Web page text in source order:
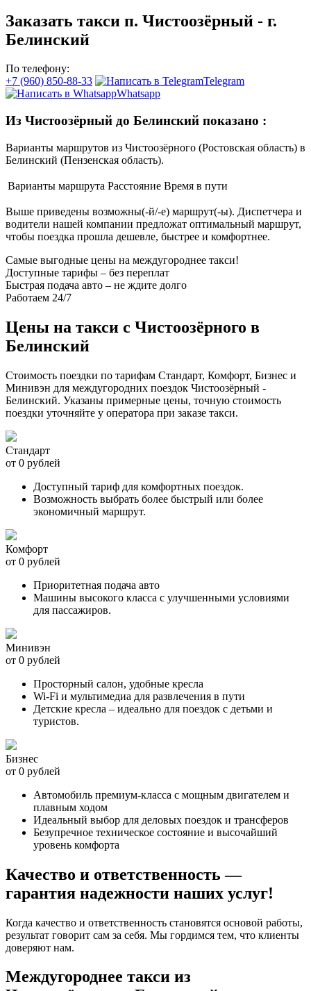
Заказать такси п. Чистоозёрный - г.
Белинский
По телефону:
+7 (960) 850-88-33
Telegram
Whatsapp
Из Чистоозёрный до Белинский показано :
Варианты маршрутов из Чистоозёрного (Ростовская область) в
Белинский (Пензенская область).
Варианты маршрута Расстояние Время в пути
Выше приведены возможны(-й/-е) маршрут(-ы). Диспетчера и
водители нашей компании предложат оптимальный маршрут,
чтобы поездка прошла дешевле, быстрее и комфортнее.
Самые выгодные цены на междугороднее такси!
Доступные тарифы – без переплат
Быстрая подача авто – не ждите долго
Работаем 24/7
Цены на такси с Чистоозёрного в
Белинский
Стоимость поездки по тарифам Стандарт, Комфорт, Бизнес и
Минивэн для междугородних поездок Чистоозёрный -
Белинский. Указаны примерные цены, точную стоимость
поездки уточняйте у оператора при заказе такси.
Стандарт
от 0 рублей
Доступный тариф для комфортных поездок.
Возможность выбрать более быстрый или более
экономичный маршрут.
Комфорт
от 0 рублей
Приоритетная подача авто
Машины высокого класса с улучшенными условиями
для пассажиров.
Минивэн
от 0 рублей
Просторный салон, удобные кресла
Wi-Fi и мультимедиа для развлечения в пути
Детские кресла – идеально для поездок с детьми и
туристов.
Бизнес
от 0 рублей
Автомобиль премиум-класса с мощным двигателем и
плавным ходом
Идеальный выбор для деловых поездок и трансферов
Безупречное техническое состояние и высочайший
уровень комфорта
Качество и ответственность —
гарантия надежности наших услуг!
Когда качество и ответственность становятся основой работы,
результат говорит сам за себя. Мы гордимся тем, что клиенты
доверяют нам.
Междугороднее такси из